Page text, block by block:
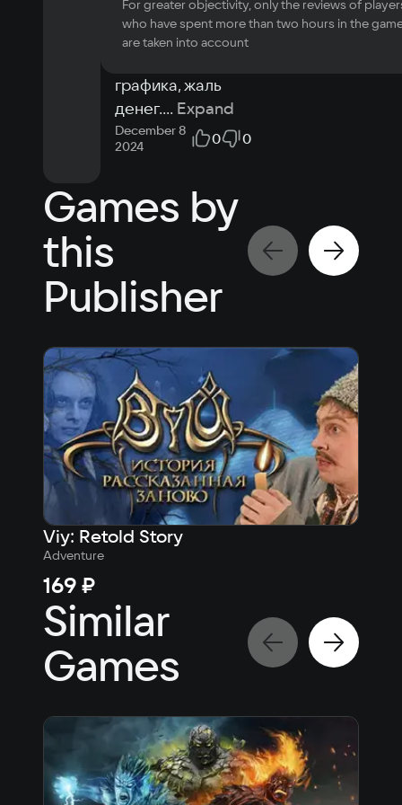
Memory
Space
Башен мало,
абгрейда мало,
графика, жаль
денег.... Expand
December 8
2024
0 0
For greater objectivity, only the reviews of
who have spent more than two hours in the
are taken into account
Games by
this
Publisher
Viy: Retold Story
Adventure
169 ₽
Similar
Games